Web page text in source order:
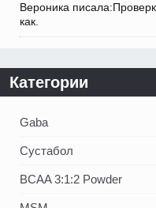
Вероника
как.
Категории
Gaba
Сустабол
BCAA 3:1:2 Powder